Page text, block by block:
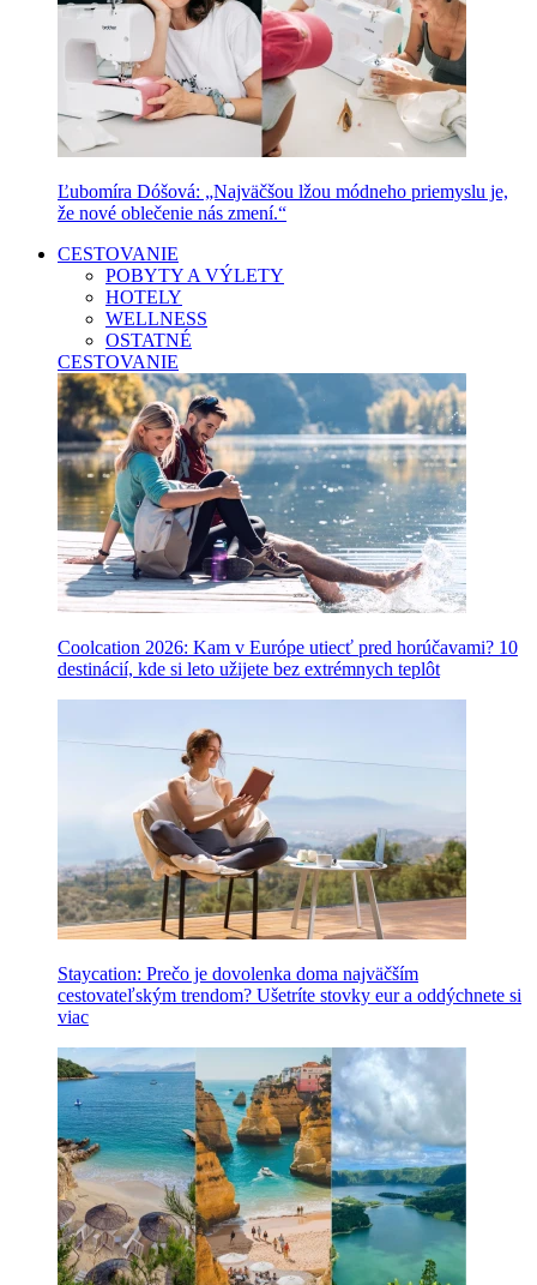
Ľubomíra Dóšová: „Najväčšou lžou módneho priemyslu je,
že nové oblečenie nás zmení.“
CESTOVANIE
POBYTY A VÝLETY
HOTELY
WELLNESS
OSTATNÉ
CESTOVANIE
Coolcation 2026: Kam v Európe utiecť pred horúčavami? 10
destinácií, kde si leto užijete bez extrémnych teplôt
Staycation: Prečo je dovolenka doma najväčším
cestovateľským trendom? Ušetríte stovky eur a oddýchnete si
viac